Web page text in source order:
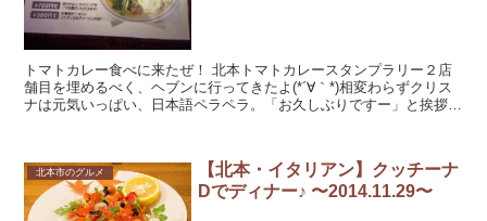
トマトカレー食べに来たぜ！ 北本トマトカレースタンプラリー２店
舗目を埋めるべく、ヘブンに行ってきたよ(*´∀｀*)相変わらずクリス
ナは元気いっぱい、日本語ペラペラ。「お久しぶりですー」と挨拶。
北本市のグルメ
【北本・イタリアン】クッチーナ
Dでディナー♪ 〜2014.11.29〜